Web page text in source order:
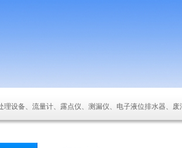
理设备、流量计、露点仪、测漏仪、电子液位排水器、